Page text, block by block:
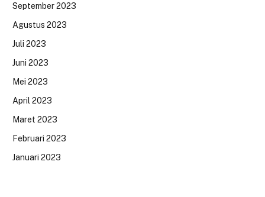
September 2023
Agustus 2023
Juli 2023
Juni 2023
Mei 2023
April 2023
Maret 2023
Februari 2023
Januari 2023